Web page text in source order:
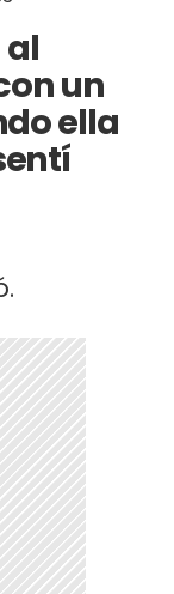
al
un
ella